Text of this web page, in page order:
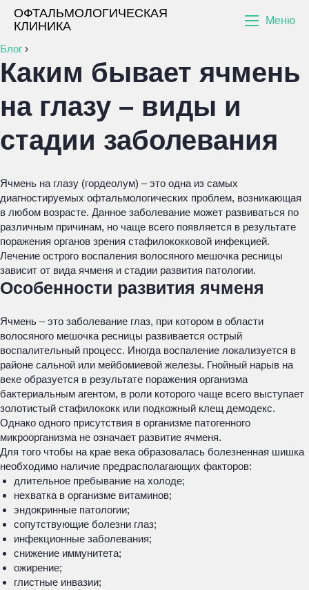
ОФТАЛЬМОЛОГИЧЕСКАЯ
КЛИНИКА
Меню
Блог ›
Каким бывает ячмень
на глазу – виды и
стадии заболевания
Ячмень на глазу (гордеолум) – это одна из самых
диагностируемых офтальмологических проблем, возникающая
в любом возрасте. Данное заболевание может развиваться по
различным причинам, но чаще всего появляется в результате
поражения органов зрения стафилококковой инфекцией.
Лечение острого воспаления волосяного мешочка ресницы
зависит от вида ячменя и стадии развития патологии.
Особенности развития ячменя
Ячмень – это заболевание глаз, при котором в области
волосяного мешочка ресницы развивается острый
воспалительный процесс. Иногда воспаление локализуется в
районе сальной или мейбомиевой железы. Гнойный нарыв на
веке образуется в результате поражения организма
бактериальным агентом, в роли которого чаще всего выступает
золотистый стафилококк или подкожный клещ демодекс.
Однако одного присутствия в организме патогенного
микроорганизма не означает развитие ячменя.
Для того чтобы на крае века образовалась болезненная шишка
необходимо наличие предрасполагающих факторов:
длительное пребывание на холоде;
нехватка в организме витаминов;
эндокринные патологии;
сопутствующие болезни глаз;
инфекционные заболевания;
снижение иммунитета;
ожирение;
глистные инвазии;